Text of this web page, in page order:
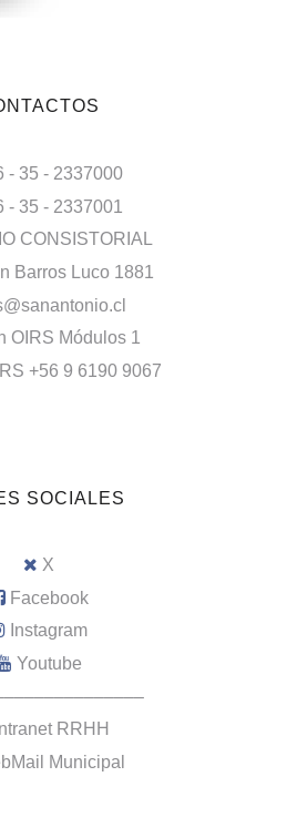
- 35 - 2337000
- 35 - 2337001
CONSISTORIAL
Barros Luco 1881
OIRS Módulos 1
+56 9 6190 9067
SOCIALES
X
Facebook
Instagram
Youtube
Intranet RRHH
Municipal